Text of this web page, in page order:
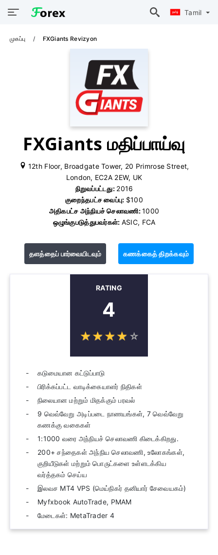
Tamil
முகப்பு FXGiants Revizyon
FXGiants மதிப்பாய்வு
12th Floor, Broadgate Tower, 20 Primrose Street,
London, EC2A 2EW, UK
நிறுவப்பட்டது: 2016
குறைந்தபட்ச வைப்பு: $100
அதிகபட்ச அந்நியச் செலாவணி:1000
ஒழுங்குபடுத்துபவர்கள்: ASIC, FCA
தளத்தைப் பார்வையிடவும் கணக்கைத் திறக்கவும்
RATING
4
☆☆☆☆ ☆
★★★★ ★
கடுமையான கட்டுப்பாடு
பிரிக்கப்பட்ட வாடிக்கையாளர் நிதிகள்
நிலையான மற்றும் மிதக்கும் பரவல்
9 வெவ்வேறு அடிப்படை நாணயங்கள், 7 வெவ்வேறு
கணக்கு வகைகள்
1:1000 வரை அந்நியச் செலாவணி கிடைக்கிறது.
200+ சந்தைகள் அந்நிய செலாவணி, உலோகங்கள்,
குறியீடுகள் மற்றும் பொருட்களை உள்ளடக்கிய
வர்த்தகம் செய்ய
இலவச MT4 VPS (மெய்நிகர் தனியார் சேவையகம்)
Myfxbook AutoTrade, PMAM
மேடைகள்: MetaTrader 4